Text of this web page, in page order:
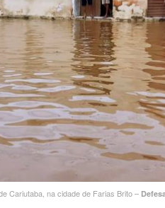
Cariutaba, na cidade de Farias Brito –